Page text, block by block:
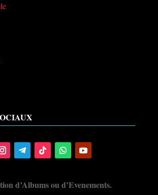
d’Albums ou d’Evenements.